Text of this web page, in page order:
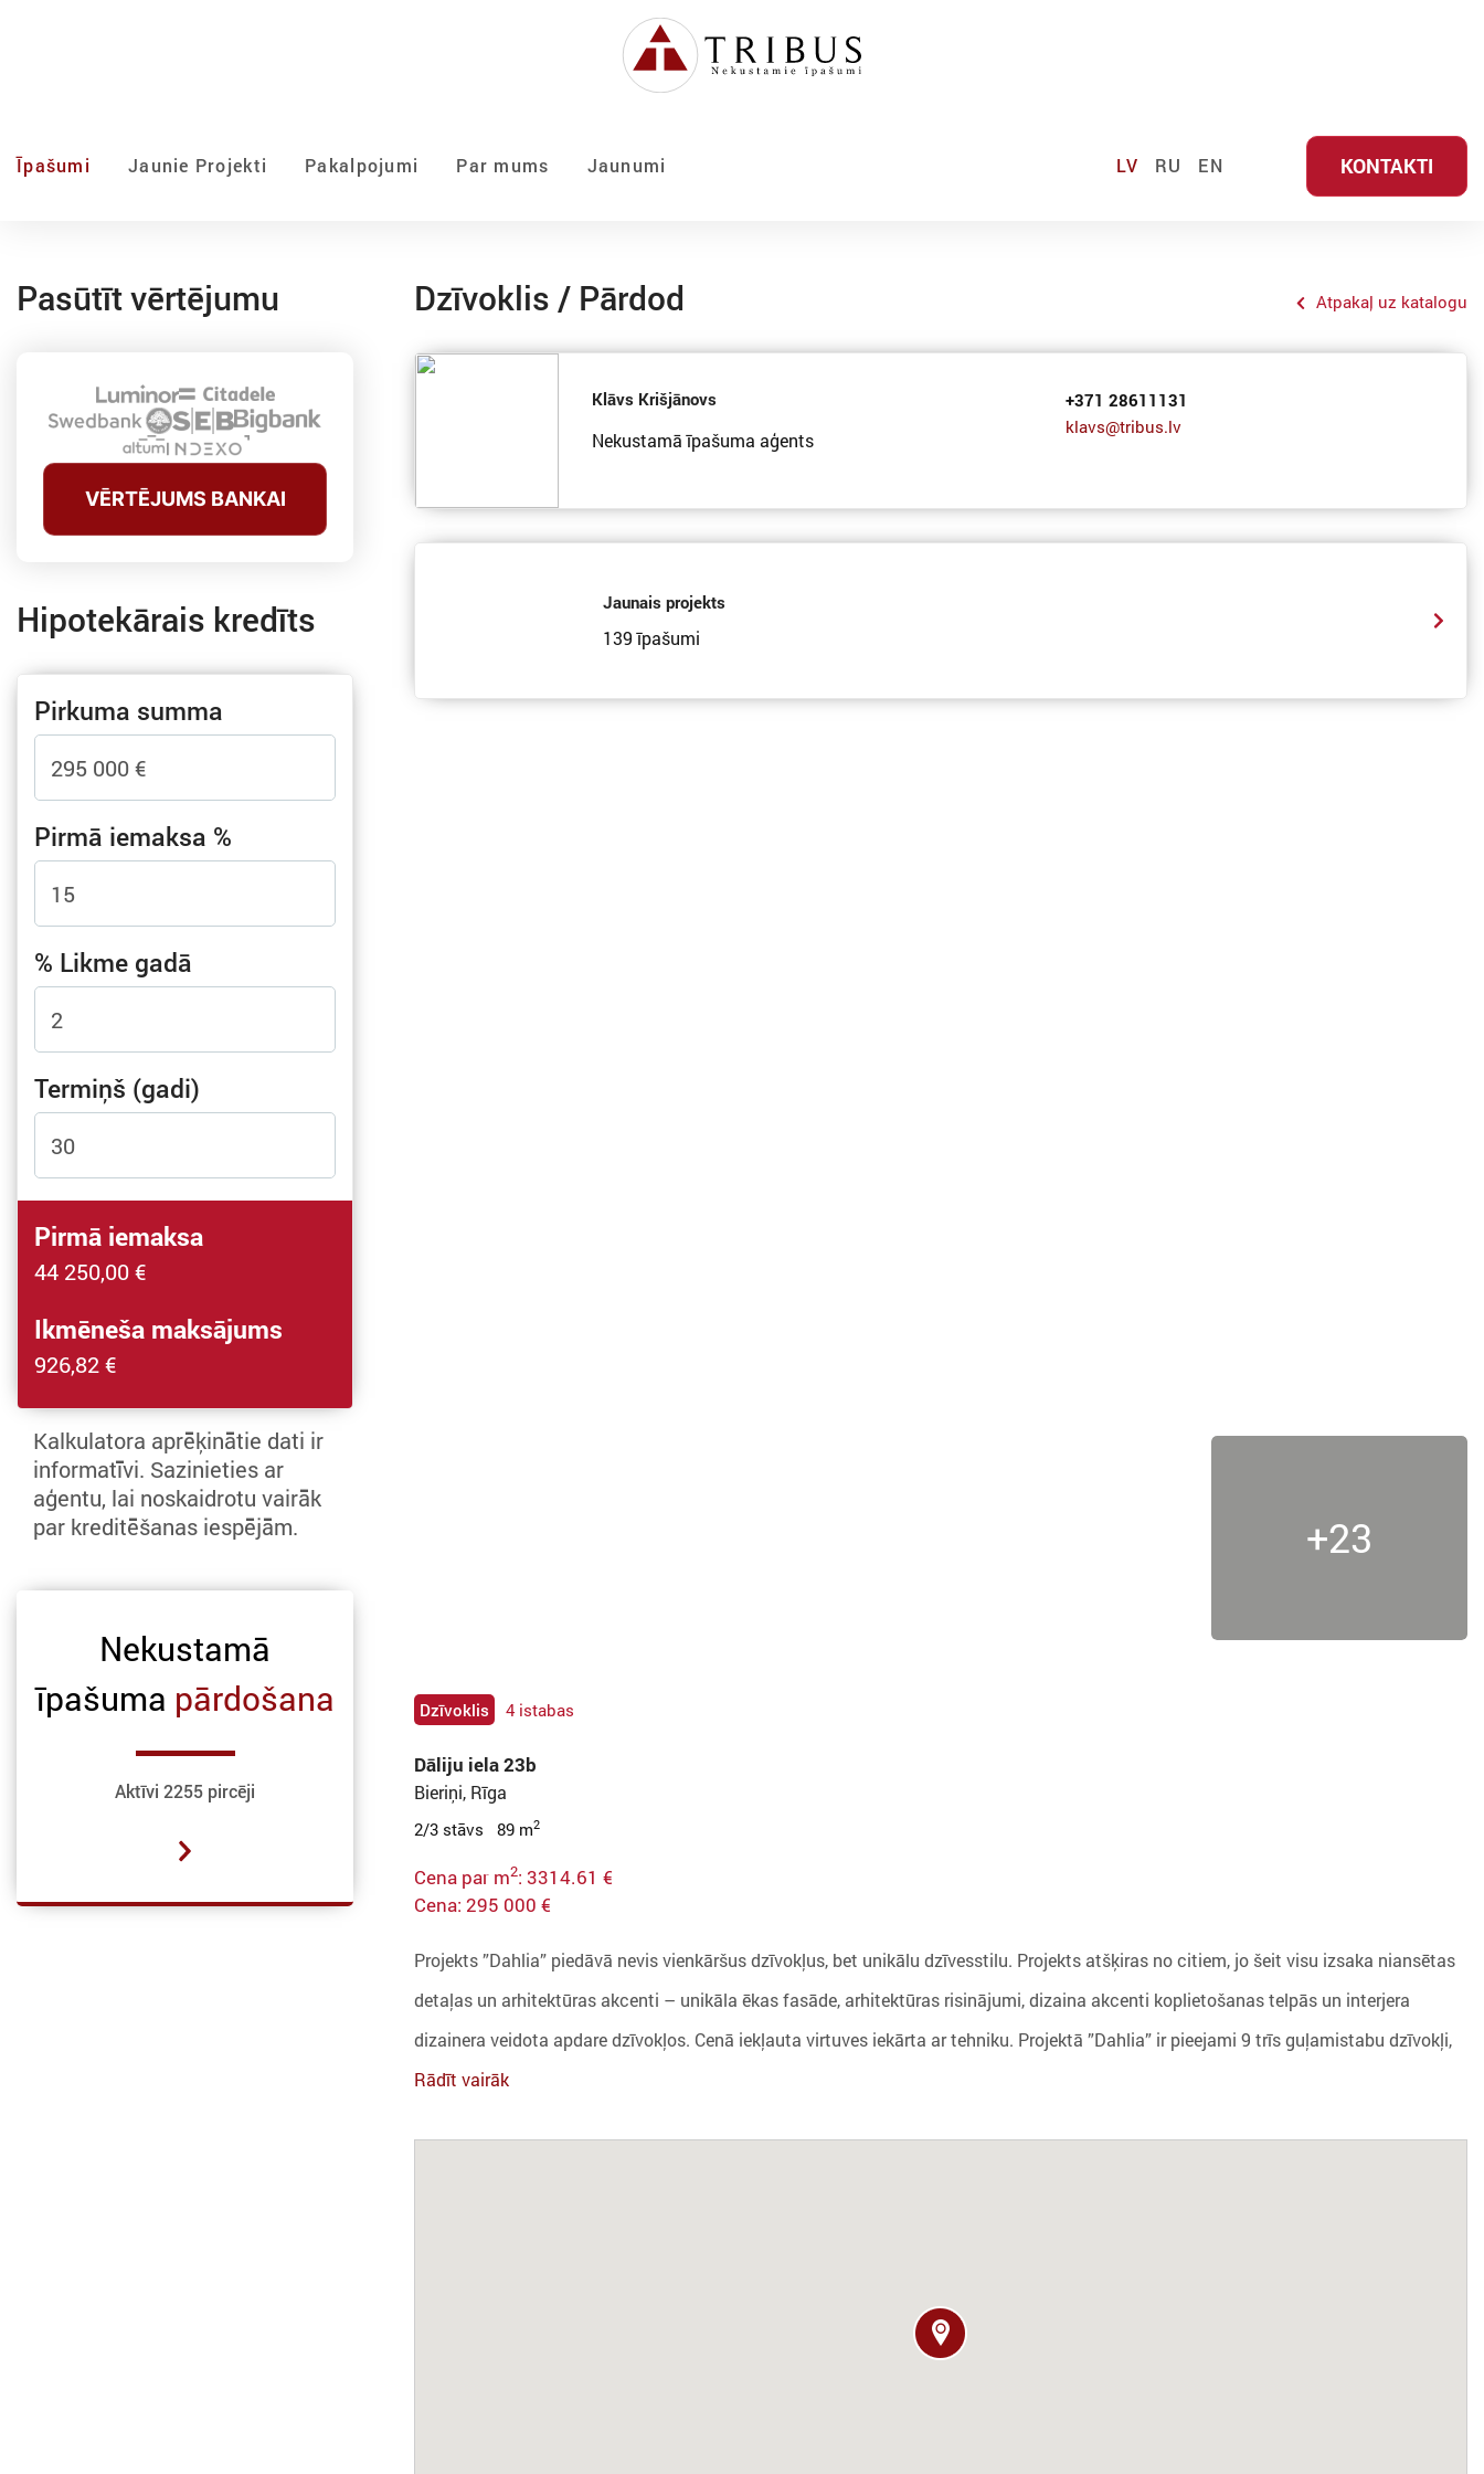
Īpašumi Jaunie Projekti Pakalpojumi Par mums Jaunumi LV RU EN KONTAKTI
Pasūtīt vērtējumu
VĒRTĒJUMS BANKAI
Hipotekārais kredīts
Pirkuma summa
Pirmā iemaksa %
% Likme gadā
Termiņš (gadi)
Pirmā iemaksa
44 250,00€
Ikmēneša maksājums
926,82€
Kalkulatora aprēķinātie dati ir
informatīvi. Sazinieties ar
aģentu, lai noskaidrotu vairāk
par kreditēšanas iespējām.
Nekustamā
īpašuma pārdošana
Aktīvi 2255 pircēji
Dzīvoklis / Pārdod Atpakaļ uz katalogu
Klāvs Krišjānovs
Nekustamā īpašuma aģents
+371 28611131
klavs@tribus.lv
Jaunais projekts
139 īpašumi
+23
Dzīvoklis 4 istabas
Dāliju iela 23b
Bieriņi, Rīga
2/3 stāvs 89 m2
Cena par m2: 3314.61 €
Cena: 295 000 €
Projekts ”Dahlia” piedāvā nevis vienkāršus dzīvokļus, bet unikālu dzīvesstilu. Projekts atšķiras no citiem, jo šeit visu izsaka niansētas
detaļas un arhitektūras akcenti – unikāla ēkas fasāde, arhitektūras risinājumi, dizaina akcenti koplietošanas telpās un interjera
dizainera veidota apdare dzīvokļos. Cenā iekļauta virtuves iekārta ar tehniku. Projektā ”Dahlia” ir pieejami 9 trīs guļamistabu dzīvokļi,
Rādīt vairāk